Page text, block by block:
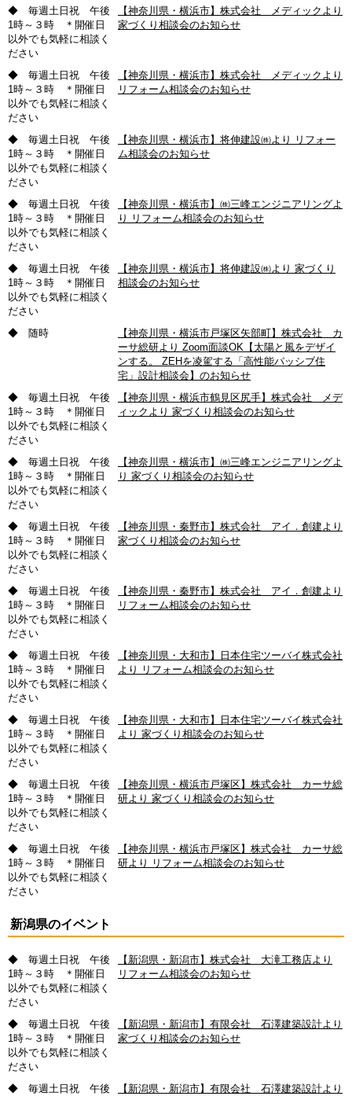
◆ 毎週土日祝 午後
1時～３時 ＊開催日
以外でも気軽に相談く
ださい
【神奈川県・横浜市】株式会社 メディックより
家づくり相談会のお知らせ
◆ 毎週土日祝 午後
1時～３時 ＊開催日
以外でも気軽に相談く
ださい
【神奈川県・横浜市】株式会社 メディックより
リフォーム相談会のお知らせ
◆ 毎週土日祝 午後
1時～３時 ＊開催日
以外でも気軽に相談く
ださい
【神奈川県・横浜市】将伸建設㈱より リフォー
ム相談会のお知らせ
◆ 毎週土日祝 午後
1時～３時 ＊開催日
以外でも気軽に相談く
ださい
【神奈川県・横浜市】㈱三峰エンジニアリングよ
り リフォーム相談会のお知らせ
◆ 毎週土日祝 午後
1時～３時 ＊開催日
以外でも気軽に相談く
ださい
【神奈川県・横浜市】将伸建設㈱より 家づくり
相談会のお知らせ
◆ 随時
【神奈川県・横浜市戸塚区矢部町】株式会社 カ
ーサ総研より Zoom面談OK【太陽と風をデザイ
ンする。 ZEHを凌駕する「高性能パッシブ住
宅」設計相談会】のお知らせ
◆ 毎週土日祝 午後
1時～３時 ＊開催日
以外でも気軽に相談く
ださい
【神奈川県・横浜市鶴見区尻手】株式会社 メデ
ィックより 家づくり相談会のお知らせ
◆ 毎週土日祝 午後
1時～３時 ＊開催日
以外でも気軽に相談く
ださい
【神奈川県・横浜市】㈱三峰エンジニアリングよ
り 家づくり相談会のお知らせ
◆ 毎週土日祝 午後
1時～３時 ＊開催日
以外でも気軽に相談く
ださい
【神奈川県・秦野市】株式会社 アイ．創建より
家づくり相談会のお知らせ
◆ 毎週土日祝 午後
1時～３時 ＊開催日
以外でも気軽に相談く
ださい
【神奈川県・秦野市】株式会社 アイ．創建より
リフォーム相談会のお知らせ
◆ 毎週土日祝 午後
1時～３時 ＊開催日
以外でも気軽に相談く
ださい
【神奈川県・大和市】日本住宅ツーバイ株式会社
より リフォーム相談会のお知らせ
◆ 毎週土日祝 午後
1時～３時 ＊開催日
以外でも気軽に相談く
ださい
【神奈川県・大和市】日本住宅ツーバイ株式会社
より 家づくり相談会のお知らせ
◆ 毎週土日祝 午後
1時～３時 ＊開催日
以外でも気軽に相談く
ださい
【神奈川県・横浜市戸塚区】株式会社 カーサ総
研より 家づくり相談会のお知らせ
◆ 毎週土日祝 午後
1時～３時 ＊開催日
以外でも気軽に相談く
ださい
【神奈川県・横浜市戸塚区】株式会社 カーサ総
研より リフォーム相談会のお知らせ
新潟県のイベント
◆ 毎週土日祝 午後
1時～３時 ＊開催日
以外でも気軽に相談く
ださい
【新潟県・新潟市】株式会社 大滝工務店より
リフォーム相談会のお知らせ
◆ 毎週土日祝 午後
1時～３時 ＊開催日
以外でも気軽に相談く
ださい
【新潟県・新潟市】有限会社 石澤建築設計より
家づくり相談会のお知らせ
◆ 毎週土日祝 午後
【新潟県・新潟市】有限会社 石澤建築設計より